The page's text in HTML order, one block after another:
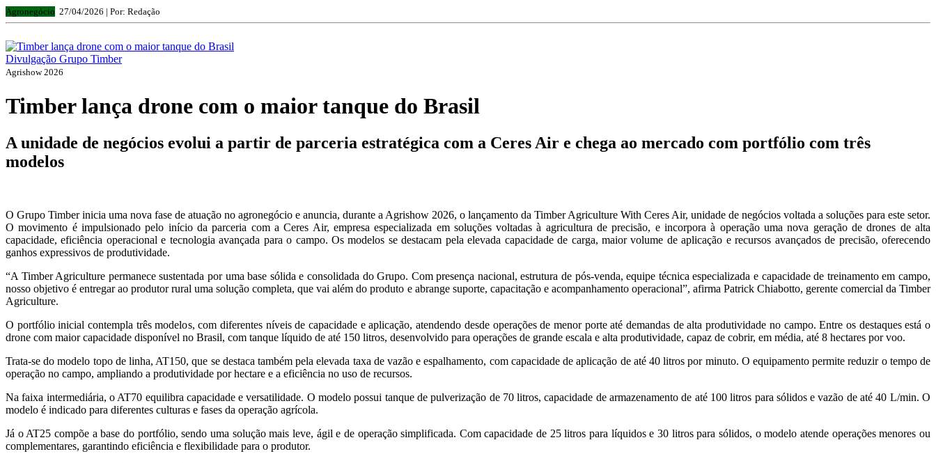
Agronegócio 27/04/2026 | Por: Redação
Divulgação Grupo Timber
Agrishow 2026
Timber lança drone com o maior tanque do Brasil
A unidade de negócios evolui a partir de parceria estratégica com a Ceres Air e chega ao mercado com portfólio com três
modelos
O Grupo Timber inicia uma nova fase de atuação no agronegócio e anuncia, durante a Agrishow 2026, o lançamento da Timber Agriculture With Ceres Air, unidade de negócios voltada a soluções para este setor.
O movimento é impulsionado pelo início da parceria com a Ceres Air, empresa especializada em soluções voltadas à agricultura de precisão, e incorpora à operação uma nova geração de drones de alta
capacidade, eficiência operacional e tecnologia avançada para o campo. Os modelos se destacam pela elevada capacidade de carga, maior volume de aplicação e recursos avançados de precisão, oferecendo
ganhos expressivos de produtividade.
“A Timber Agriculture permanece sustentada por uma base sólida e consolidada do Grupo. Com presença nacional, estrutura de pós-venda, equipe técnica especializada e capacidade de treinamento em campo,
nosso objetivo é entregar ao produtor rural uma solução completa, que vai além do produto e abrange suporte, capacitação e acompanhamento operacional”, afirma Patrick Chiabotto, gerente comercial da Timber
Agriculture.
O portfólio inicial contempla três modelos, com diferentes níveis de capacidade e aplicação, atendendo desde operações de menor porte até demandas de alta produtividade no campo. Entre os destaques está o
drone com maior capacidade disponível no Brasil, com tanque líquido de até 150 litros, desenvolvido para operações de grande escala e alta produtividade, capaz de cobrir, em média, até 8 hectares por voo.
Trata-se do modelo topo de linha, AT150, que se destaca também pela elevada taxa de vazão e espalhamento, com capacidade de aplicação de até 40 litros por minuto. O equipamento permite reduzir o tempo de
operação no campo, ampliando a produtividade por hectare e a eficiência no uso de recursos.
Na faixa intermediária, o AT70 equilibra capacidade e versatilidade. O modelo possui tanque de pulverização de 70 litros, capacidade de armazenamento de até 100 litros para sólidos e vazão de até 40 L/min. O
modelo é indicado para diferentes culturas e fases da operação agrícola.
Já o AT25 compõe a base do portfólio, sendo uma solução mais leve, ágil e de operação simplificada. Com capacidade de 25 litros para líquidos e 30 litros para sólidos, o modelo atende operações menores ou
complementares, garantindo eficiência e flexibilidade para o produtor.